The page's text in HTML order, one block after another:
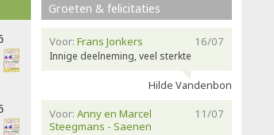
Groeten & felicitaties
16/07
Voor: Frans Jonkers
Innige deelneming, veel sterkte
Hilde Vandenbon
11/07
Voor: Anny en Marcel
Steegmans - Saenen